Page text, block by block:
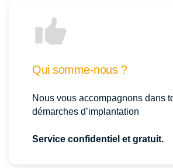
Qui somme-nous ?
Nous vous accompagnons dans
démarches d’implantation
Service confidentiel et gratuit.